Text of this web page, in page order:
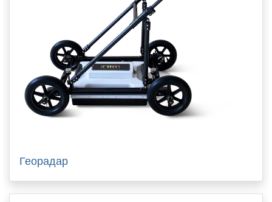
Георадар